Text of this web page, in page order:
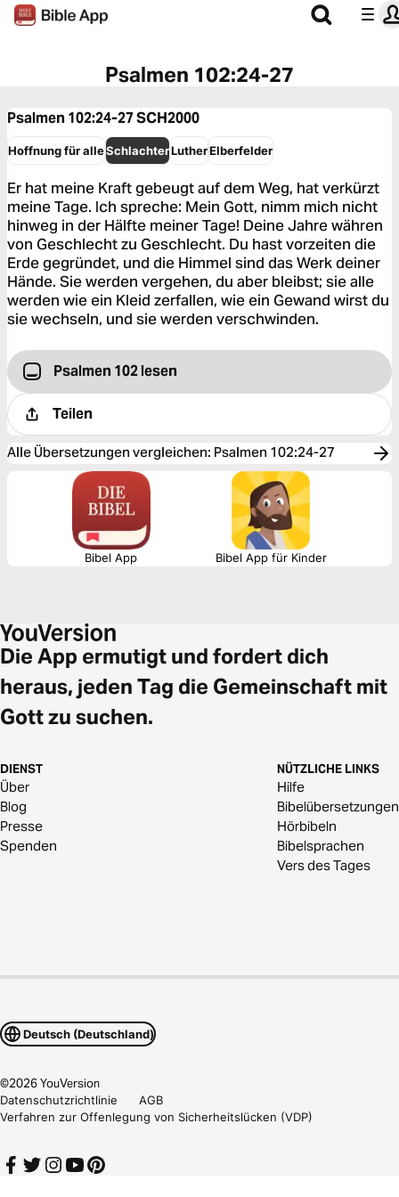
Psalmen 102:24-27
Psalmen 102:24-27SCH2000
Hoffnung für alleSchlachterLutherElberfelder
Er hat meine Kraft gebeugt auf dem Weg, hat verkürzt
meine Tage. Ich spreche: Mein Gott, nimm mich nicht
hinweg in der Hälfte meiner Tage! Deine Jahre währen
von Geschlecht zu Geschlecht. Du hast vorzeiten die
Erde gegründet, und die Himmel sind das Werk deiner
Hände. Sie werden vergehen, du aber bleibst; sie alle
werden wie ein Kleid zerfallen, wie ein Gewand wirst du
sie wechseln, und sie werden verschwinden.
Psalmen 102 lesen
Teilen
Alle Übersetzungen vergleichen: Psalmen 102:24-27
Bibel App Bibel App für Kinder
Die App ermutigt und fordert dich
heraus, jeden Tag die Gemeinschaft mit
Gott zu suchen.
DIENST
Über
Blog
Presse
Spenden
NÜTZLICHE LINKS
Hilfe
Bibelübersetzungen
Hörbibeln
Bibelsprachen
Vers des Tages
Deutsch (Deutschland)
©2026YouVersion
Datenschutzrichtlinie
AGB
Verfahren zur Offenlegung von Sicherheitslücken (VDP)